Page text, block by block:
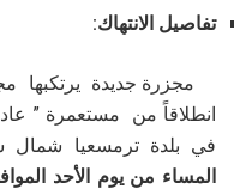
تفاصيل الانتهاك:
مجزرة جديدة يرتكبها
انطلاقاً من مستعمرة ”
في بلدة ترمسعيا شمال
المساء من يوم الأحد